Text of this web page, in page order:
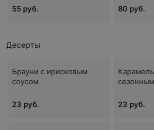
55 руб. 80 руб.
Десерты
Брауни с ирисковым
соусом
23 руб. 23 руб.